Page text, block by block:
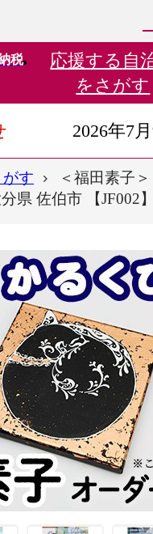
税 応援する 自
をさがす
2026年7
す
＜福田素子
県 佐伯市 【JF002